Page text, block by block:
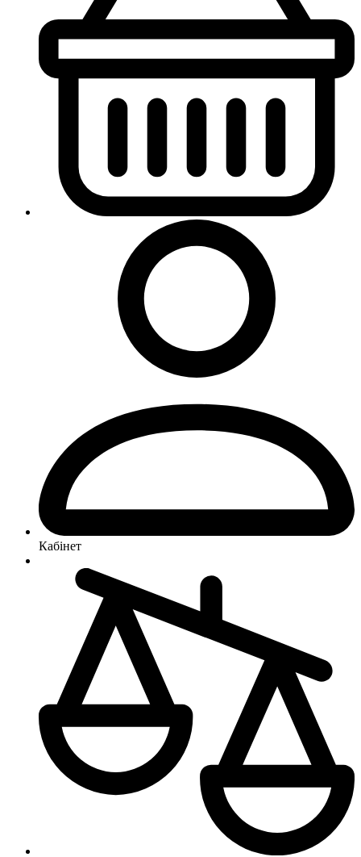
Кабінет